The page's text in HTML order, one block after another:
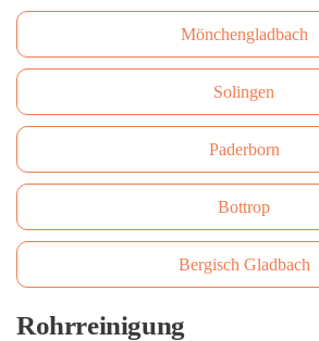
Mönchengladbach
Solingen
Paderborn
Bottrop
Bergisch Gladbach
Rohrreinigung